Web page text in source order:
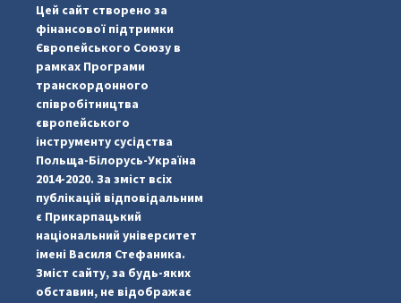
Цей сайт створено за
фінансової підтримки
Європейського Союзу в
рамках Програми
транскордонного
співробітництва
європейського
інструменту сусідства
Польща-Білорусь-Україна
2014-2020. За зміст всіх
публікацій відповідальним
є Прикарпацький
національний університет
імені Василя Стефаника.
Зміст сайту, за будь-яких
обставин, не відображає